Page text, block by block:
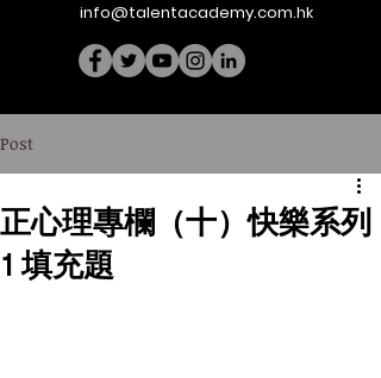
info@talentacademy.com.hk
Post
正心理專欄（十）快樂系列
1 填充題